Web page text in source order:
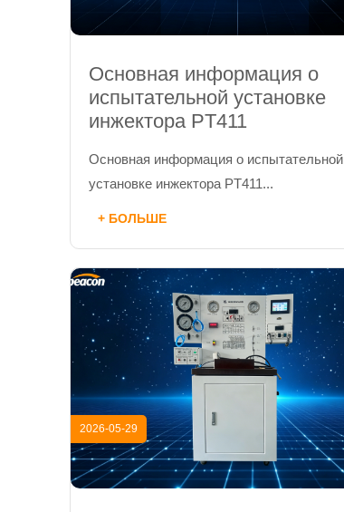
Основная информация о
испытательной установке
инжектора PT411
Основная информация о испытательной
установке инжектора PT411...
+ БОЛЬШЕ
2026-05-29